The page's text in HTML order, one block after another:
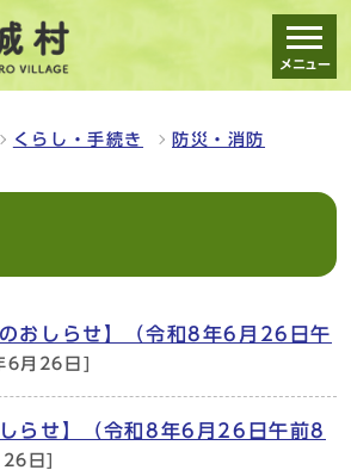
メニュー
くらし・手続き 防災・消防
のおしらせ】（令和8年6月26日午
月26日]
しらせ】（令和8年6月26日午前8
日]